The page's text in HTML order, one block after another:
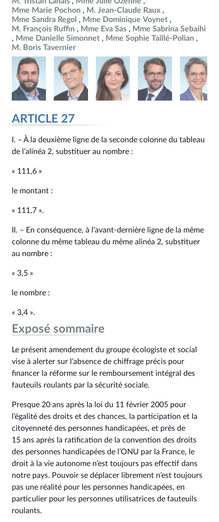
Mme Marie Pochon
M. Jean-Claude Raux
Mme Sandra Regol
Mme Dominique Voynet
M. François Ruffin
Mme Eva Sas
Mme Sabrina Sebaihi
Mme Danielle Simonnet
Mme Sophie Taillé-Polian
M. Boris Tavernier
ARTICLE 27
I. – À la deuxième ligne de la seconde colonne du tableau
de l’alinéa 2, substituer au nombre :
« 111,6 »
le montant :
« 111,7 ».
II. – En conséquence, à l’avant-dernière ligne de la même
colonne du même tableau du même alinéa 2, substituer
au nombre :
« 3,5 »
le nombre :
« 3,4 ».
Exposé sommaire
Le présent amendement du groupe écologiste et social
vise à alerter sur l’absence de chiffrage précis pour
financer la réforme sur le remboursement intégral des
fauteuils roulants par la sécurité sociale.
Presque 20 ans après la loi du 11 février 2005 pour
l’égalité des droits et des chances, la participation et la
citoyenneté des personnes handicapées, et près de
15 ans après la ratification de la convention des droits
des personnes handicapées de l’ONU par la France, le
droit à la vie autonome n’est toujours pas effectif dans
notre pays. Pouvoir se déplacer librement n’est toujours
pas une réalité pour les personnes handicapées, en
particulier pour les personnes utilisatrices de fauteuils
roulants.